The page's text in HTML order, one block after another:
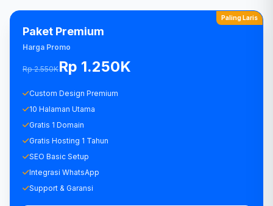
Paling Laris
Paket Premium
Harga Promo
Rp 2.550KRp 1.250K
Custom Design Premium
10 Halaman Utama
Gratis 1 Domain
Gratis Hosting 1 Tahun
SEO Basic Setup
Integrasi WhatsApp
Support & Garansi